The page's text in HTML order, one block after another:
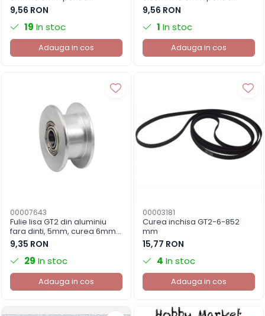
imprimanta 3D (3*8*25mm)
9,56 RON
19 In stoc
Adauga in cos
imprimanta 3D
(6.35*8*25mm)
9,56 RON
1 In stoc
Adauga in cos
00007643
Fulie lisa GT2 din aluminiu
fara dinti, 5mm, curea 6mm,
aluminiu
9,35 RON
29 In stoc
Adauga in cos
00003181
Curea inchisa GT2-6-852
mm
15,77 RON
4 In stoc
Adauga in cos